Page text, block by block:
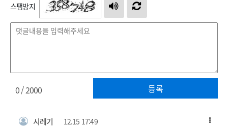
스팸방지
등록
0/ 2000
시레기 12.15 17:49